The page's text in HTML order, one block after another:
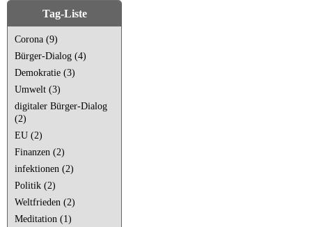
Tag-Liste
Corona (9)
Bürger-Dialog (4)
Demokratie (3)
Umwelt (3)
digitaler Bürger-Dialog
(2)
EU (2)
Finanzen (2)
infektionen (2)
Politik (2)
Weltfrieden (2)
Meditation (1)